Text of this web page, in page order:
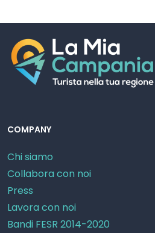
COMPANY
Chi siamo
Collabora con noi
Press
Lavora con noi
Bandi FESR 2014-2020